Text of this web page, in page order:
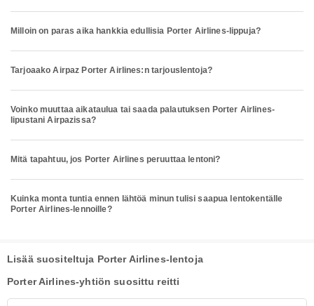
Milloin on paras aika hankkia edullisia Porter Airlines-lippuja?
Tarjoaako Airpaz Porter Airlines:n tarjouslentoja?
Voinko muuttaa aikataulua tai saada palautuksen Porter Airlines-
lipustani Airpazissa?
Mitä tapahtuu, jos Porter Airlines peruuttaa lentoni?
Kuinka monta tuntia ennen lähtöä minun tulisi saapua lentokentälle
Porter Airlines-lennoille?
Lisää suositeltuja Porter Airlines-lentoja
Porter Airlines-yhtiön suosittu reitti